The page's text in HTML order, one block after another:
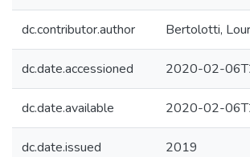
dc.contributor.author Bertolotti,
dc.date.accessioned 2020-02-
dc.date.available 2020-02-
dc.date.issued 2019